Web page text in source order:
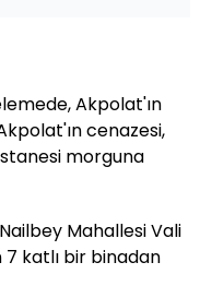
Akpolat'ın
cenazesi,
morguna
Mahallesi Vali
katlı bir binadan